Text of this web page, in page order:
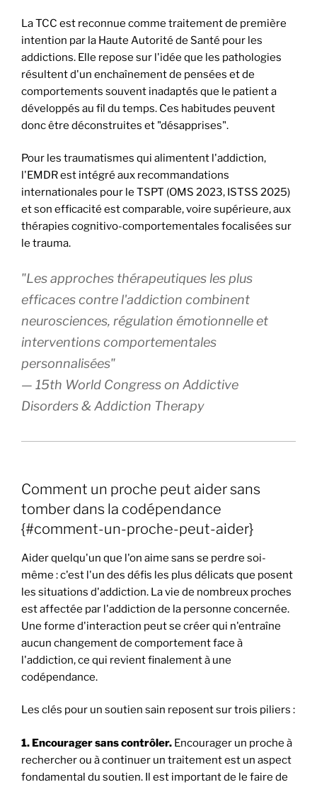
La TCC est reconnue comme traitement de première
intention par la Haute Autorité de Santé pour les
addictions. Elle repose sur l'idée que les pathologies
résultent d'un enchaînement de pensées et de
comportements souvent inadaptés que le patient a
développés au fil du temps. Ces habitudes peuvent
donc être déconstruites et "désapprises".
Pour les traumatismes qui alimentent l'addiction,
l'EMDR est intégré aux recommandations
internationales pour le TSPT (OMS 2023, ISTSS 2025)
et son efficacité est comparable, voire supérieure, aux
thérapies cognitivo-comportementales focalisées sur
le trauma.
"Les approches thérapeutiques les plus
efficaces contre l'addiction combinent
neurosciences, régulation émotionnelle et
interventions comportementales
personnalisées"
— 15th World Congress on Addictive
Disorders & Addiction Therapy
Comment un proche peut aider sans
tomber dans la codépendance
{#comment-un-proche-peut-aider}
Aider quelqu'un que l'on aime sans se perdre soi-
même : c'est l'un des défis les plus délicats que posent
les situations d'addiction. La vie de nombreux proches
est affectée par l'addiction de la personne concernée.
Une forme d'interaction peut se créer qui n'entraîne
aucun changement de comportement face à
l'addiction, ce qui revient finalement à une
codépendance.
Les clés pour un soutien sain reposent sur trois piliers :
1. Encourager sans contrôler. Encourager un proche à
rechercher ou à continuer un traitement est un aspect
fondamental du soutien. Il est important de le faire de